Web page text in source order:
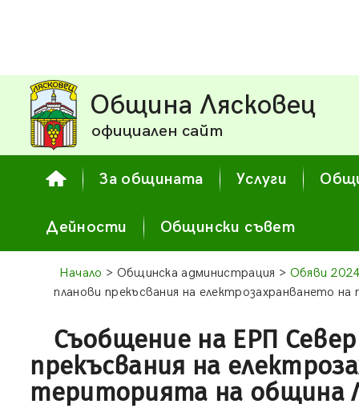
Община Лясковец
официален сайт
За общината Услуги
Дейности Общински съвет
Начало > Общинска администрация > Обяви
планови прекъсвания на електрозахранването
Съобщение на ЕРП
прекъсвания на
територията на община